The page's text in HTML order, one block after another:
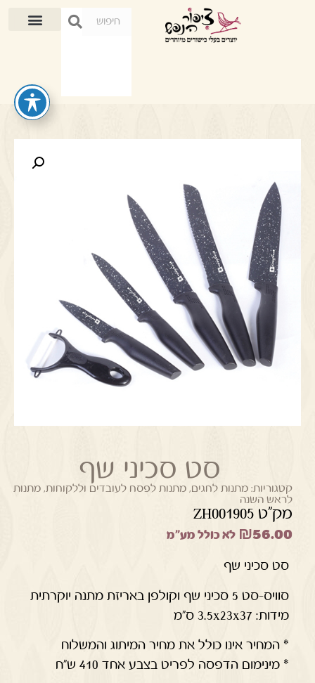
סט סכיני שף
קטגוריות: מתנות לחגים,מתנות לפסח לעובדים וללקוחות,מתנות
לראש השנה
מק"ט ZH001905
₪56.00 לא כולל מע"מ
סט סכיני שף
סוויס-סט 5 סכיני שף וקולפן באריזת מתנה יוקרתית
מידות: 3.5x23x37 ס"מ
* המחיר אינו כולל את מחיר המיתוג והמשלוח
* מינימום הדפסה לפריט בצבע אחד 410 ש"ח